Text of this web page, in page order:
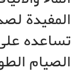
المفيدة
تساعده
الصيام